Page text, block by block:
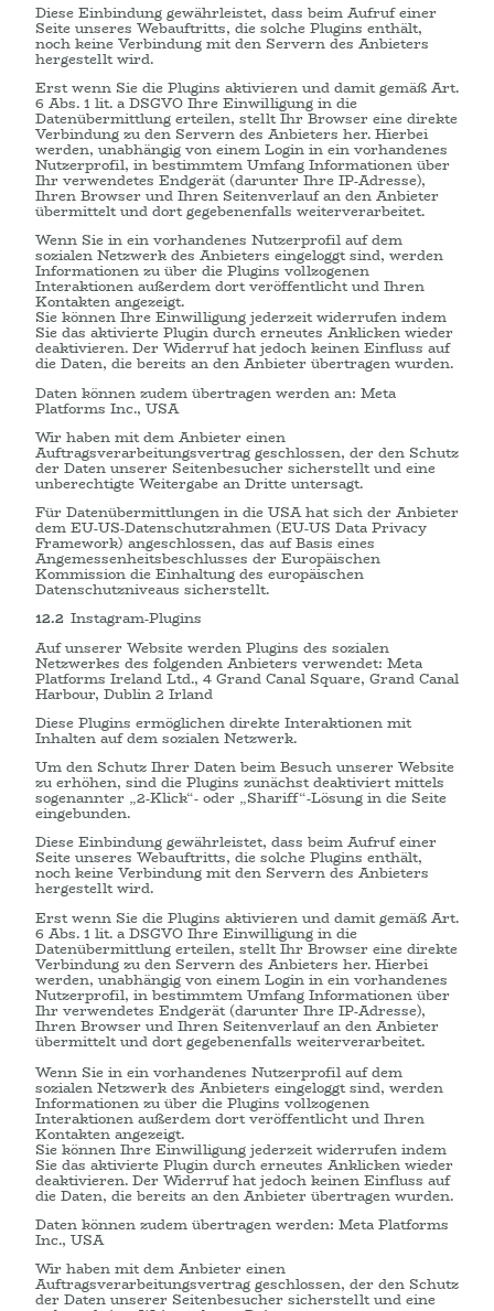
Diese Einbindung gewährleistet, dass beim Aufruf einer
Seite unseres Webauftritts, die solche Plugins enthält,
noch keine Verbindung mit den Servern des Anbieters
hergestellt wird.
Erst wenn Sie die Plugins aktivieren und damit gemäß Art.
6 Abs. 1 lit. a DSGVO Ihre Einwilligung in die
Datenübermittlung erteilen, stellt Ihr Browser eine direkte
Verbindung zu den Servern des Anbieters her. Hierbei
werden, unabhängig von einem Login in ein vorhandenes
Nutzerprofil, in bestimmtem Umfang Informationen über
Ihr verwendetes Endgerät (darunter Ihre IP-Adresse),
Ihren Browser und Ihren Seitenverlauf an den Anbieter
übermittelt und dort gegebenenfalls weiterverarbeitet.
Wenn Sie in ein vorhandenes Nutzerprofil auf dem
sozialen Netzwerk des Anbieters eingeloggt sind, werden
Informationen zu über die Plugins vollzogenen
Interaktionen außerdem dort veröffentlicht und Ihren
Kontakten angezeigt.
Sie können Ihre Einwilligung jederzeit widerrufen indem
Sie das aktivierte Plugin durch erneutes Anklicken wieder
deaktivieren. Der Widerruf hat jedoch keinen Einfluss auf
die Daten, die bereits an den Anbieter übertragen wurden.
Daten können zudem übertragen werden an: Meta
Platforms Inc., USA
Wir haben mit dem Anbieter einen
Auftragsverarbeitungsvertrag geschlossen, der den Schutz
der Daten unserer Seitenbesucher sicherstellt und eine
unberechtigte Weitergabe an Dritte untersagt.
Für Datenübermittlungen in die USA hat sich der Anbieter
dem EU-US-Datenschutzrahmen (EU-US Data Privacy
Framework) angeschlossen, das auf Basis eines
Angemessenheitsbeschlusses der Europäischen
Kommission die Einhaltung des europäischen
Datenschutzniveaus sicherstellt.
12.2 Instagram-Plugins
Auf unserer Website werden Plugins des sozialen
Netzwerkes des folgenden Anbieters verwendet: Meta
Platforms Ireland Ltd., 4 Grand Canal Square, Grand Canal
Harbour, Dublin 2 Irland
Diese Plugins ermöglichen direkte Interaktionen mit
Inhalten auf dem sozialen Netzwerk.
Um den Schutz Ihrer Daten beim Besuch unserer Website
zu erhöhen, sind die Plugins zunächst deaktiviert mittels
sogenannter „2-Klick“- oder „Shariff“-Lösung in die Seite
eingebunden.
Diese Einbindung gewährleistet, dass beim Aufruf einer
Seite unseres Webauftritts, die solche Plugins enthält,
noch keine Verbindung mit den Servern des Anbieters
hergestellt wird.
Erst wenn Sie die Plugins aktivieren und damit gemäß Art.
6 Abs. 1 lit. a DSGVO Ihre Einwilligung in die
Datenübermittlung erteilen, stellt Ihr Browser eine direkte
Verbindung zu den Servern des Anbieters her. Hierbei
werden, unabhängig von einem Login in ein vorhandenes
Nutzerprofil, in bestimmtem Umfang Informationen über
Ihr verwendetes Endgerät (darunter Ihre IP-Adresse),
Ihren Browser und Ihren Seitenverlauf an den Anbieter
übermittelt und dort gegebenenfalls weiterverarbeitet.
Wenn Sie in ein vorhandenes Nutzerprofil auf dem
sozialen Netzwerk des Anbieters eingeloggt sind, werden
Informationen zu über die Plugins vollzogenen
Interaktionen außerdem dort veröffentlicht und Ihren
Kontakten angezeigt.
Sie können Ihre Einwilligung jederzeit widerrufen indem
Sie das aktivierte Plugin durch erneutes Anklicken wieder
deaktivieren. Der Widerruf hat jedoch keinen Einfluss auf
die Daten, die bereits an den Anbieter übertragen wurden.
Daten können zudem übertragen werden: Meta Platforms
Inc., USA
Wir haben mit dem Anbieter einen
Auftragsverarbeitungsvertrag geschlossen, der den Schutz
der Daten unserer Seitenbesucher sicherstellt und eine